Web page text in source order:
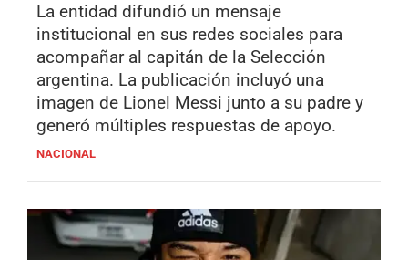
La entidad difundió un mensaje
institucional en sus redes sociales para
acompañar al capitán de la Selección
argentina. La publicación incluyó una
imagen de Lionel Messi junto a su padre y
generó múltiples respuestas de apoyo.
NACIONAL